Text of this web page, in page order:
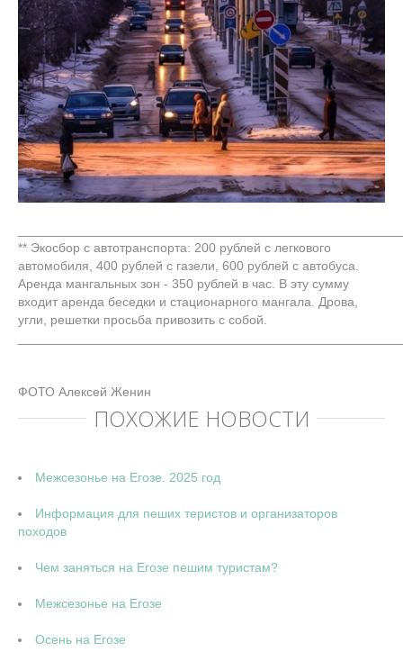
** Экосбор с автотранспорта: 200 рублей с легкового
автомобиля, 400 рублей с газели, 600 рублей с автобуса.
Аренда мангальных зон - 350 рублей в час. В эту сумму
входит аренда беседки и стационарного мангала. Дрова,
угли, решетки просьба привозить с собой.
ФОТО Алексей Женин
ПОХОЖИЕ НОВОСТИ
Межсезонье на Егозе. 2025 год
Информация для пеших тeристов и организаторов
походов
Чем заняться на Егозе пешим туристам?
Межсезонье на Егозе
Осень на Егозе